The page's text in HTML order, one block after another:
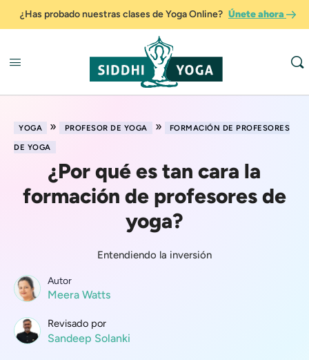
¿Has probado nuestras clases de Yoga Online? Únete ahora
YOGA » PROFESOR DE YOGA »
FORMACIÓN DE PROFESORES
DE YOGA
¿Por qué es tan cara la
formación de profesores de
yoga?
Entendiendo la inversión
Autor
Meera Watts
Revisado por
Sandeep Solanki